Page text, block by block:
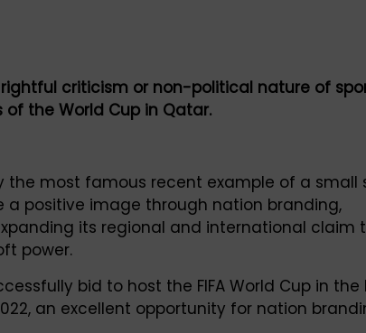
rightful criticism or non-political nature of
of the World Cup in Qatar.
the most famous recent example of a small
a positive image through nation branding,
its regional and international claim
power.
bid to host the FIFA World Cup in the
an excellent opportunity for nation